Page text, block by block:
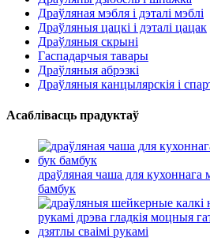
Драўляная мэбля і дэталі мэблі
Драўляныя цацкі і дэталі цацак
Драўляныя скрыні
Гаспадарчыя тавары
Драўляныя абрэзкі
Драўляныя канцылярскія і
Асаблівасць прадуктаў
драўляная чаша для кухоннага
бамбук